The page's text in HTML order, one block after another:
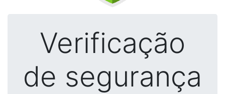
Verificação
de segurança